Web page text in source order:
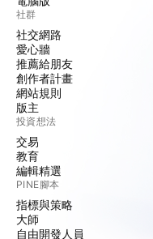
社群
社交網路
愛心牆
推薦給朋友
創作者計畫
網站規則
版主
投資想法
交易
教育
編輯精選
PINE腳本
指標與策略
大師
自由開發人員